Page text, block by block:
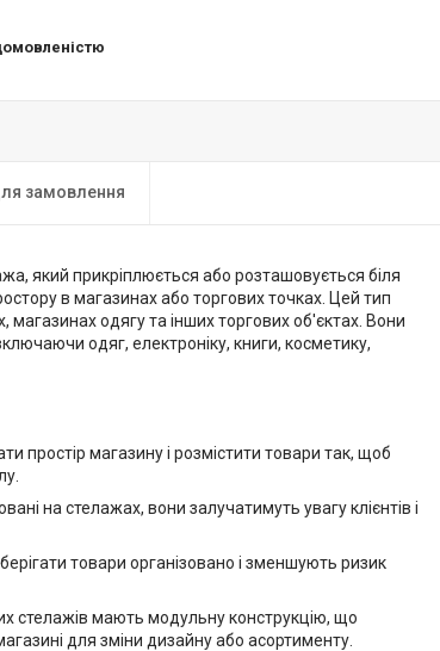
замовлення
який прикріплюється або розташовується біля
в магазинах або торгових точках. Цей тип
магазинах одягу та інших торгових об'єктах. Вони
одяг, електроніку, книги, косметику,
простір магазину і розмістити товари так, щоб
на стелажах, вони залучатимуть увагу клієнтів і
товари організовано і зменшують ризик
стелажів мають модульну конструкцію, що
для зміни дизайну або асортименту.